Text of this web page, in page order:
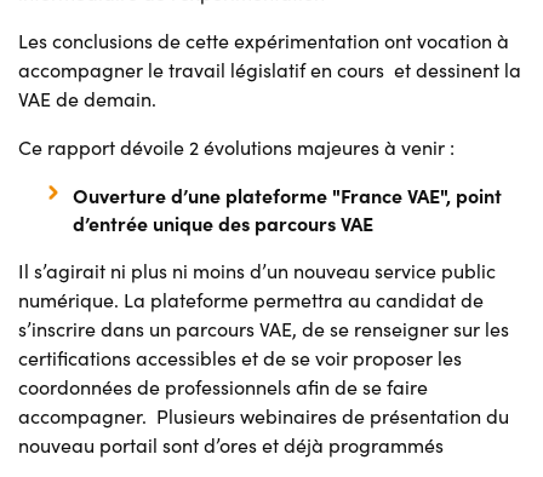
Les conclusions de cette expérimentation ont vocation à
accompagner le travail législatif en cours et dessinent la
VAE de demain.
Ce rapport dévoile 2 évolutions majeures à venir :
Ouverture d’une plateforme "France VAE", point
d’entrée unique des parcours VAE
Il s’agirait ni plus ni moins d’un nouveau service public
numérique. La plateforme permettra au candidat de
s’inscrire dans un parcours VAE, de se renseigner sur les
certifications accessibles et de se voir proposer les
coordonnées de professionnels afin de se faire
accompagner. Plusieurs webinaires de présentation du
nouveau portail sont d’ores et déjà programmés